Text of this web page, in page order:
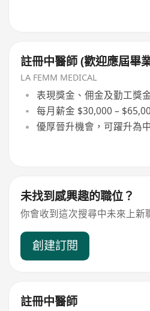
註冊中醫師 (歡迎應屆畢
LA FEMM MEDICAL
表現獎金、佣金及勤工獎
每月薪金 $30,000 –
優厚晉升機會，可躍升為
未找到感興趣的職位？
你會收到這次搜尋中未來上新
創建訂閱
註冊中醫師